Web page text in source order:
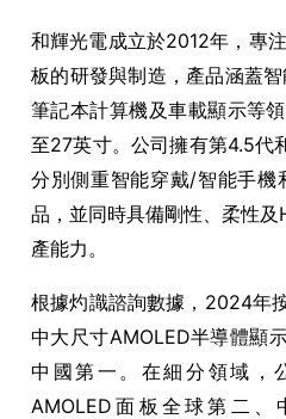
和輝光電成立於2012年，專
板的研發與制造，產品涵蓋
筆記本計算機及車載顯示等
至27英寸。公司擁有第4.5代
分別側重智能穿戴/智能手機
品，並同時具備剛性、柔性及
產能力。
根據灼識諮詢數據， 2024年
中大尺寸AMOLED半導體顯
中國第一。在細分領域，
AMOLED 面板全球第二、